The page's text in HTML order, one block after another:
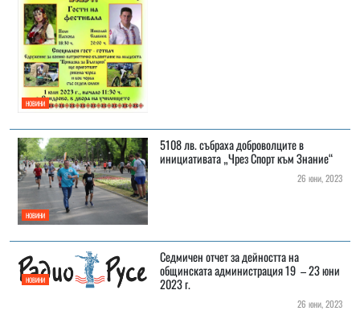
НОВИНИ
НОВИНИ
5108 лв. събраха доброволците в
инициативата „Чрез Спорт към Знание“
26 юни, 2023
НОВИНИ
Седмичен отчет за дейността на
общинската администрация 19 – 23 юни
2023 г.
26 юни, 2023